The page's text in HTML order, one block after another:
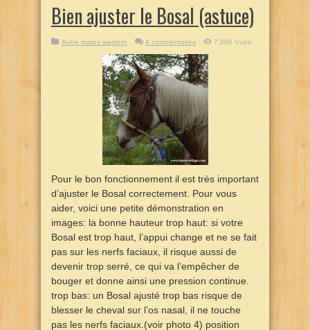
Bien ajuster le Bosal (astuce)
Autre matos western 4 commentaires 7,086 Vues
Pour le bon fonctionnement il est très important
d’ajuster le Bosal correctement. Pour vous
aider, voici une petite démonstration en
images: la bonne hauteur trop haut: si votre
Bosal est trop haut, l’appui change et ne se fait
pas sur les nerfs faciaux, il risque aussi de
devenir trop serré, ce qui va l’empêcher de
bouger et donne ainsi une pression continue.
trop bas: un Bosal ajusté trop bas risque de
blesser le cheval sur l’os nasal, il ne touche
pas les nerfs faciaux.(voir photo 4) position